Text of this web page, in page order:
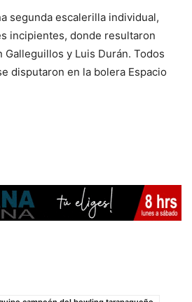
segunda escalerilla individual,
incipientes, donde resultaron
Galleguillos y Luis Durán. Todos
disputaron en la bolera Espacio